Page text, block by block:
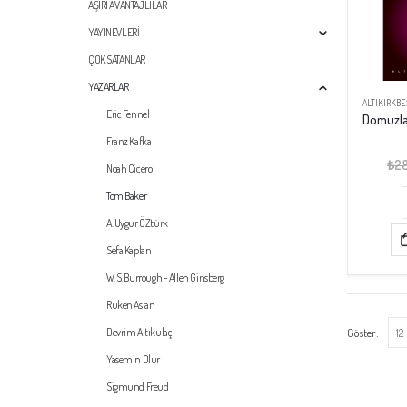
₺
Göster:
AŞIRI AVANTAJLILAR
YAYINEVLERİ
ÇOK SATANLAR
YAZARLAR
Eric Fennel
Franz Kafka
Noah Cicero
Tom Baker
A. Uygur ÖZtürk
Sefa Kaplan
W. S. Burrough - Allen Ginsberg
Ruken Aslan
Devrim Altıkulaç
Yasemin Olur
Sigmund Freud